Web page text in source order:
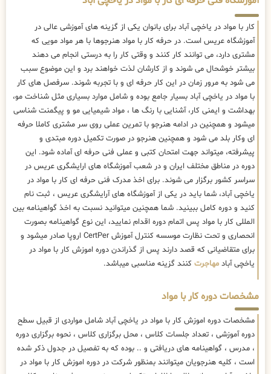
کار با مواد در یاخچی آباد برای بانوان یکی از گزینه های آموزشی عالی در
آموزشگاه عریس است. در حرفه کار با مواد هنرجوها با هر مواد مویی که
مشتری دارد، می توانند کار کنند و وقتی کار را به درستی انجام می دهند
بیشتر خوشحال می شوند و از کارشان لذت خواهند برد و این موضوع سبب
می شود به مرور زمان در این کار حرفه ای و با تجربه شوند. سرفصل های کار
با مواد در یاخچی آباد بسیار جامع بوده و شامل موارد بسیاری مثل شناخت مو،
بهداشت و ایمنی کار، آشنایی با رنگ ها ، مواد شیمیایی مو و پیگمنت شناسی
میشود و همچنین در ادامه هنرجو با تمرین عملی روی سر مشتری کاملا حرفه
ای وکار بلد می شود و همچنین هنرجو در صورت تکمیل دوره مبتدی و
پیشرفته، میتواند جهت امتحان کتبی و عملی فنی حرفه ای آماده شود. این
دوره در مناطق مختلف ایران و در شعب آموزشگاه های ارایشگری عریس در
سراسر کشور برگزار می شوند. برای اخذ مدرک فنی حرفه ای کار با مواد در
یاخچی آباد، شما باید در یکی از آموزشگاه های آرایشگری عریس ، ثبت نام
کنید و دوره کامل ببینید. شما همچنین میتوانید نسبت به اخذ گواهینامه بین
المللی کار با مواد پس اتمام دوره اقدام نمایید، این نوع گواهینامه بصورت
انحصاری و تحت نظارت موسسه کنترل آموزش CertPer اروپا صادر میشود و
برای متقاضیانی که قصد دارند پس از گذراندن دوره اموزش کار با مواد در
یاخچی آباد مهاجرت کنند گزینه مناسبی میباشد.
مشخصات دوره کار با مواد
مشخصات دوره اموزش کار با مواد در یاخچی آباد شامل مواردی از قبیل سطح
دوره آموزشی ، تعداد جلسات کلاس ، محل برگزاری کلاس ، نحوه برگزاری دوره
، مدرس ، گواهینامه های دریافتی و .. بوده که به تفصیل در جدول ذکر شده
است ، کلیه هنرجویان میتوانند بمنظور شرکت در دوره اموزش کار با مواد در